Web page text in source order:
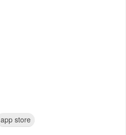
app store